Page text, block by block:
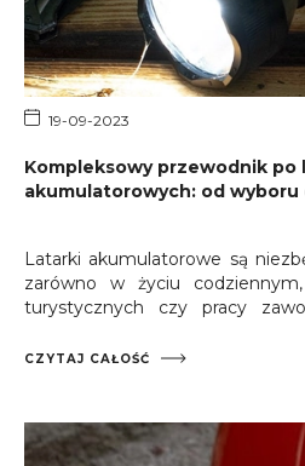
19-09-2023
Kompleksowy przewodnik po
akumulatorowych: od
Latarki akumulatorowe są
zarówno w życiu
turystycznych czy pracy
korzystania z latarki
CZYTAJ CAŁOŚĆ